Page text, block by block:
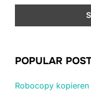
POPULAR
Robocopy